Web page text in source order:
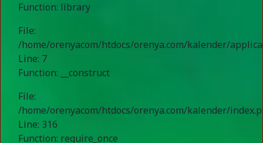
Function: library
File:
/home/orenyacom/htdocs/orenya.com/kalender/
Line: 7
Function: __construct
File:
/home/orenyacom/htdocs/orenya.com/kalender/
Line: 316
Function: require_once